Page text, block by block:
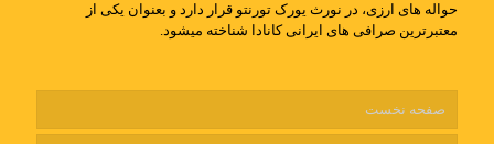
حواله های ارزی، در نورث یورک تورنتو قرار دارد و بعنوان یکی از
معتبرترین صرافی های ایرانی کانادا شناخته میشود.
صفحه نخست